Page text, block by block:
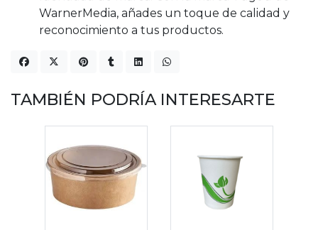
WarnerMedia, añades un toque de calidad y
reconocimiento a tus productos.
TAMBIÉN PODRÍA INTERESARTE